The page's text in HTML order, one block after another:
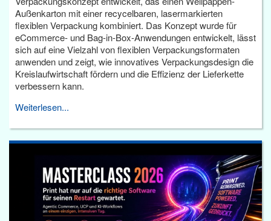
Außenkarton mit einer recycelbaren, lasermarkierten
flexiblen Verpackung kombiniert. Das Konzept wurde für
eCommerce- und Bag-in-Box-Anwendungen entwickelt, lässt
sich auf eine Vielzahl von flexiblen Verpackungsformaten
anwenden und zeigt, wie innovatives Verpackungsdesign die
Kreislaufwirtschaft fördern und die Effizienz der Lieferkette
verbessern kann.
Weiterlesen...